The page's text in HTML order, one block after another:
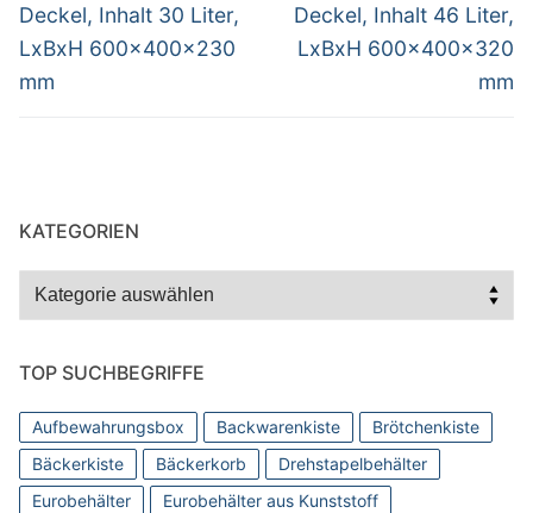
Deckel, Inhalt 30 Liter,
LxBxH 600x400x230
mm
Deckel, Inhalt 46 Liter,
LxBxH 600x400x320
mm
KATEGORIEN
Kategorien
TOP SUCHBEGRIFFE
Aufbewahrungsbox Backwarenkiste
Brötchenkiste
Bäckerkiste
Bäckerkorb
Drehstapelbehälter
Eurobehälter
Eurobehälter aus Kunststoff